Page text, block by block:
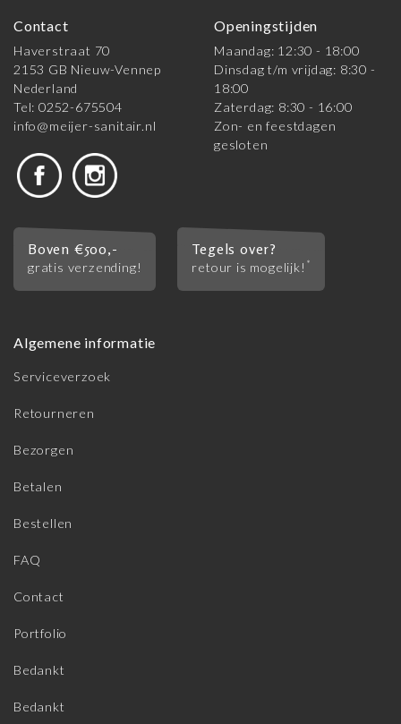
Contact
Haverstraat 70
2153 GB Nieuw-Vennep
Nederland
Tel: 0252-675504
info@meijer-sanitair.nl
Openingstijden
Maandag: 12:30 - 18:00
Dinsdag t/m vrijdag: 8:30 -
18:00
Zaterdag: 8:30 - 16:00
Zon- en feestdagen
gesloten
Boven €500,-
gratis verzending!
Tegels over?
retour is mogelijk! *
Algemene informatie
Serviceverzoek
Retourneren
Bezorgen
Betalen
Bestellen
FAQ
Contact
Portfolio
Bedankt
Bedankt